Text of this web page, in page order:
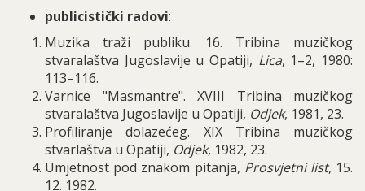
publicistički radovi:
Muzika traži publiku. 16. Tribina muzičkog
stvaralaštva Jugoslavije u Opatiji, Lica, 1–2, 1980:
113–116.
Varnice "Masmantre". XVIII Tribina muzičkog
stvaralaštva Jugoslavije u Opatiji, Odjek, 1981, 23.
Profiliranje dolazećeg. XIX Tribina muzičkog
stvarlaštva u Opatiji, Odjek, 1982, 23.
Umjetnost pod znakom pitanja, Prosvjetni list, 15.
12. 1982.